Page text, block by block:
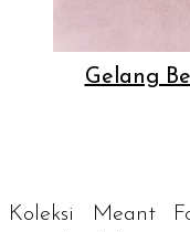
Gelang
Koleksi Meant